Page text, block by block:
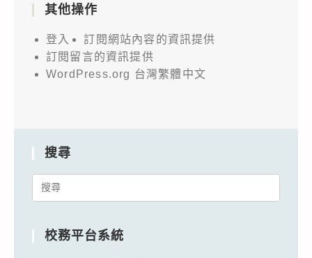
其他操作
登入
訂閱網站內容的資訊提供
訂閱留言的資訊提供
WordPress.org 台灣繁體中文
搜尋
Search
校務平台系統